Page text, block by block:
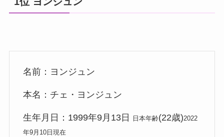
名前：ヨンジュン
本名：チェ・ヨンジュン
生年月日：1999年9月13日 日本年齢(22歳)2022
年9月10日現在